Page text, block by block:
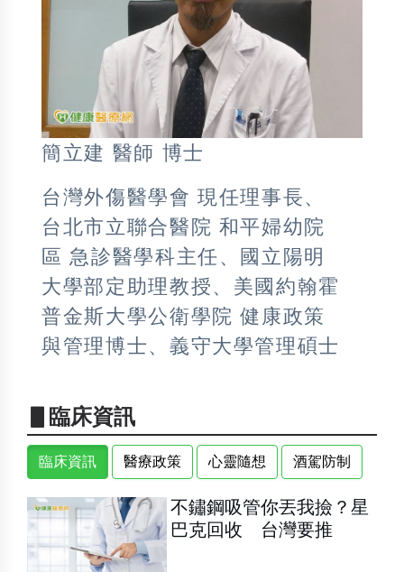
簡立建 醫師 博士
台灣外傷醫學會 現任理事長、
台北市立聯合醫院 和平婦幼院
區 急診醫學科主任、國立陽明
大學部定助理教授、美國約翰霍
普金斯大學公衛學院 健康政策
與管理博士、義守大學管理碩士
▋臨床資訊
臨床資訊 醫療政策 心靈隨想 酒駕防制
不鏽鋼吸管你丟我撿？星
巴克回收 台灣要推